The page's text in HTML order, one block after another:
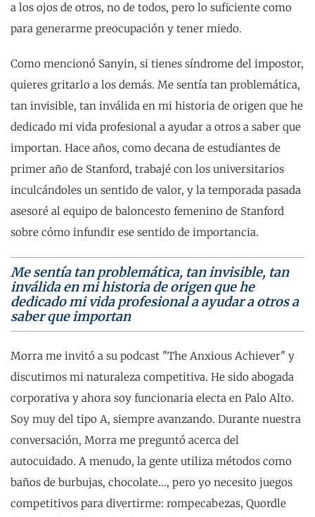
a los ojos de otros, no de todos, pero lo suficiente como
para generarme preocupación y tener miedo.
Como mencionó Sanyin, si tienes síndrome del impostor,
quieres gritarlo a los demás. Me sentía tan problemática,
tan invisible, tan inválida en mi historia de origen que he
dedicado mi vida profesional a ayudar a otros a saber que
importan. Hace años, como decana de estudiantes de
primer año de Stanford, trabajé con los universitarios
inculcándoles un sentido de valor, y la temporada pasada
asesoré al equipo de baloncesto femenino de Stanford
sobre cómo infundir ese sentido de importancia.
Me sentía tan problemática, tan invisible, tan
inválida en mi historia de origen que he
dedicado mi vida profesional a ayudar a otros a
saber que importan
Morra me invitó a su podcast "The Anxious Achiever" y
discutimos mi naturaleza competitiva. He sido abogada
corporativa y ahora soy funcionaria electa en Palo Alto.
Soy muy del tipo A, siempre avanzando. Durante nuestra
conversación, Morra me preguntó acerca del
autocuidado. A menudo, la gente utiliza métodos como
baños de burbujas, chocolate..., pero yo necesito juegos
competitivos para divertirme: rompecabezas, Quordle